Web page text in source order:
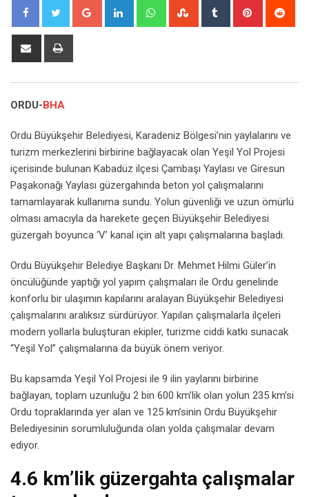
Google+ LinkedIn WhatsappStumbleUpon
Tumblr Pinterest
Share
ORDU-BHA
Ordu Büyükşehir Belediyesi, Karadeniz Bölgesi’nin yaylalarını ve
turizm merkezlerini birbirine bağlayacak olan Yeşil Yol Projesi
içerisinde bulunan Kabadüz ilçesi Çambaşı Yaylası ve Giresun
Paşakonağı Yaylası güzergahında beton yol çalışmalarını
tamamlayarak kullanıma sundu. Yolun güvenliği ve uzun ömürlü
olması amacıyla da harekete geçen Büyükşehir Belediyesi
güzergah boyunca ‘V’ kanal için alt yapı çalışmalarına başladı.
Ordu Büyükşehir Belediye Başkanı Dr. Mehmet Hilmi Güler’in
öncülüğünde yaptığı yol yapım çalışmaları ile Ordu genelinde
konforlu bir ulaşımın kapılarını aralayan Büyükşehir Belediyesi
çalışmalarını aralıksız sürdürüyor. Yapılan çalışmalarla ilçeleri
modern yollarla buluşturan ekipler, turizme ciddi katkı sunacak
“Yeşil Yol” çalışmalarına da büyük önem veriyor.
Bu kapsamda Yeşil Yol Projesi ile 9 ilin yaylarını birbirine
bağlayan, toplam uzunluğu 2 bin 600 km’lik olan yolun 235 km’si
Ordu topraklarında yer alan ve 125 km’sinin Ordu Büyükşehir
Belediyesinin sorumluluğunda olan yolda çalışmalar devam
ediyor.
4.6 km’lik güzergahta çalışmalar